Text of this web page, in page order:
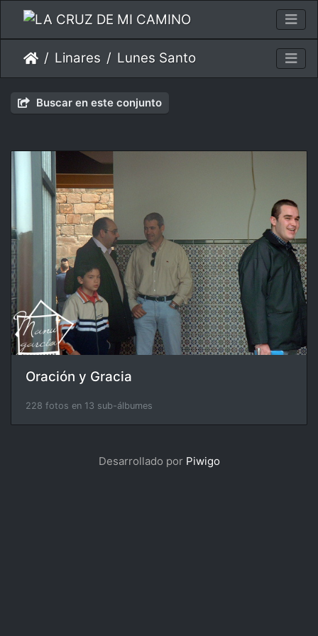
Linares Lunes Santo
Buscar en este conjunto
Oración y Gracia
228 fotos en 13 sub-álbumes
Desarrollado por Piwigo